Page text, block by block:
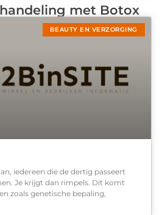
met Botox
BEAUTY EN VERZORGING
iedereen die de dertig passeert
Je krijgt dan rimpels. Dit komt
zoals genetische bepaling,